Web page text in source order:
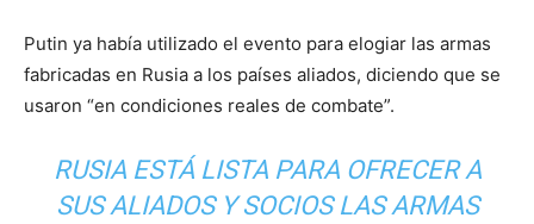
Putin ya había utilizado el evento para elogiar las armas
fabricadas en Rusia a los países aliados, diciendo que se
usaron “en condiciones reales de combate”.
RUSIA ESTÁ LISTA PARA OFRECER A
SUS ALIADOS Y SOCIOS LAS ARMAS